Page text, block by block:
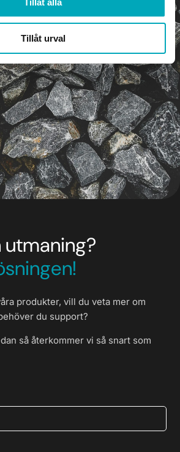
Tillåt alla
Tillåt urval
utmaning?
produkter, vill du veta mer om
du support?
så återkommer vi så snart som